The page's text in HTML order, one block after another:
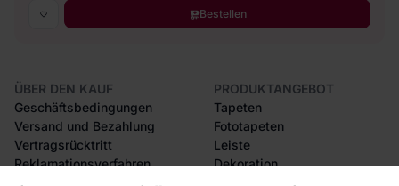
Bestellen
ÜBER DEN KAUF
Geschäftsbedingungen
Versand und Bezahlung
Vertragsrücktritt
Reklamationsverfahren
Rücksendung von Waren
PRODUKTANGEBOT
Tapeten
Fototapeten
Leiste
Dekoration
Selbstklebende Folien